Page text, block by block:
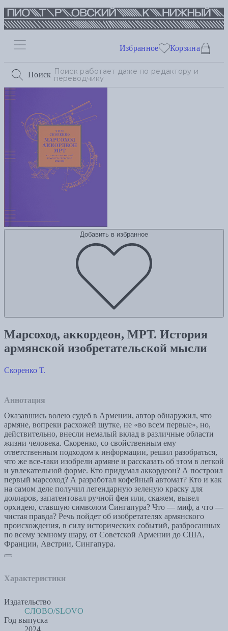
Поиск
Избранное Корзина
Добавить в избранное
Марсоход, аккордеон, МРТ. История
армянской изобретательской мысли
Скоренко Т.
Аннотация
Оказавшись волею судеб в Армении, автор обнаружил, что
армяне, вопреки расхожей шутке, не «во всем первые», но,
действительно, внесли немалый вклад в различные области
жизни человека. Скоренко, со свойственным ему
ответственным подходом к информации, решил разобраться,
что же все-таки изобрели армяне и рассказать об этом в легкой
и увлекательной форме. Кто придумал аккордеон? А построил
первый марсоход? А разработал кофейный автомат? Кто и как
на самом деле получил легендарную зеленую краску для
долларов, запатентовал ручной фен или, скажем, вывел
орхидею, ставшую символом Сингапура? Что — миф, а что —
чистая правда? Речь пойдет об изобретателях армянского
происхождения, в силу исторических событий, разбросанных
по всему земному шару, от Советской Армении до США,
Франции, Австрии, Сингапура.
Характеристики
Издательство
СЛОВО/SLOVO
Год выпуска
2024